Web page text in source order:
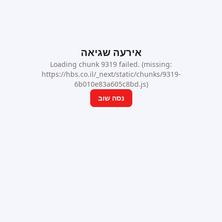
אירעה שגיאה
Loading chunk 9319 failed. (missing:
https://hbs.co.il/_next/static/chunks/9319-
6b010e83a605c8bd.js)